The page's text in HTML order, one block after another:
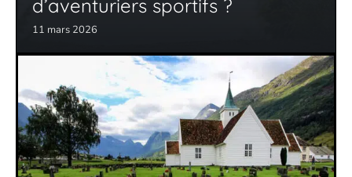
d’aventuriers sportifs ?
11 mars 2026